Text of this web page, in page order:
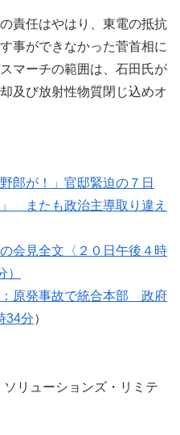
責任はやはり、東電の抵抗
事ができなかった菅首相に
マーチの範囲は、石田氏が
及び放射性物質閉じ込めオ
郎が！」官邸緊迫の７日
またも政治主導取り違え
会見全文〈２０日午後４時
原発事故で統合本部 政府
34分）
リューションズ・リミテ